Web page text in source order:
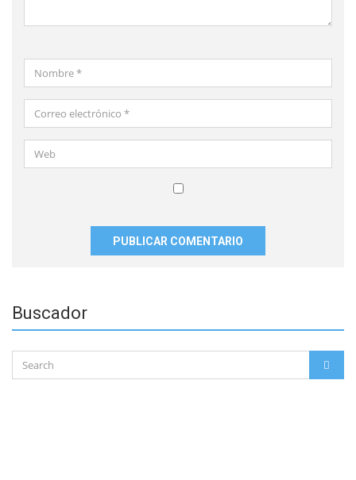
Nombre
*
Correo
electrónico
*Web
sitio
web
este
navegador
Buscador
Search
for: